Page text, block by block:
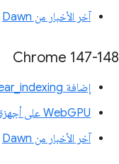
آخر الأخبار من Dawn
Chrome 147-148
إضافة linear_indexing إلى WGSL
WebGPU على أجهزة Linux NVIDIA
آخر الأخبار من Dawn